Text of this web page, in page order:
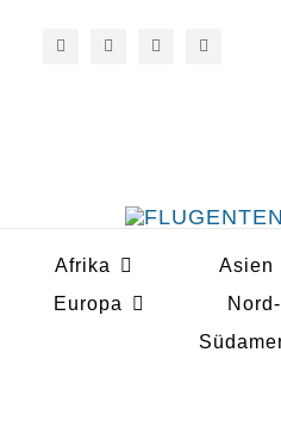
Afrika Asien
Europa